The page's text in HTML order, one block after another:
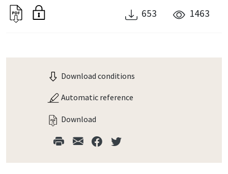
653 1463
Download conditions
Automatic reference
Download